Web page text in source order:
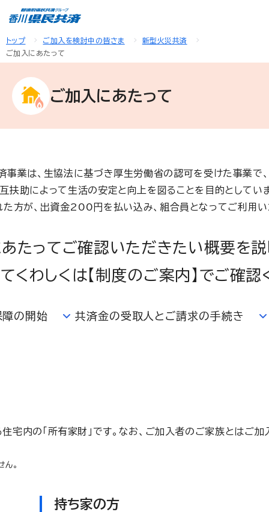
トップ ご加入を検討中の皆さま
新型火災共済
ご加入にあたって
ご加入にあたって
事業は、生協法に基づき厚生労働省の認可を受けた事業で、
扶助によって生活の安定と向上を図ることを目的としてい
方が、出資金200円を払い込み、組合員となってご利用い
あたってご確認いただきたい概要を説
くわしくは【制度のご案内】でご確認
障の開始 共済金の受取人とご請求の手続き
内の「所有家財」です。なお、ご加入者のご家族とは
。
持ち家の方